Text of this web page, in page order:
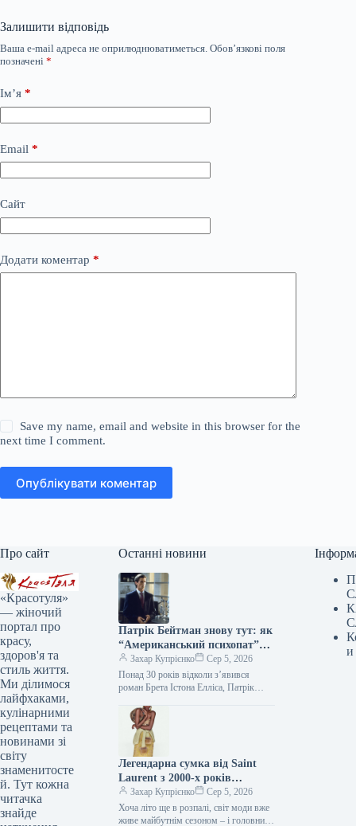
Залишити відповідь
Ваша e-mail адреса не оприлюднюватиметься. Обов’язкові поля
позначені *
Ім’я *
Email *
Сайт
Додати коментар *
Save my name, email and website in this browser for the
next time I comment.
Опублікувати коментар
Про сайт
«Красотуля»
— жіночий
портал про
красу,
здоров'я та
стиль життя.
Ми ділимося
лайфхаками,
кулінарними
рецептами та
новинами зі
світу
знаменитосте
й. Тут кожна
читачка
знайде
Останні новини
Патрік Бейтман знову тут: як
“Американський психопат”
продовжує впливати на стиль
Захар Купрієнко
Сер 5, 2026
Понад 30 років відколи з’явився
роман Брета Істона Елліса, Патрік
найдискусійніших фігур у попкультурі.
Його бездоганні…
Легендарна сумка від Saint
Laurent з 2000-х років
повертається — і претендує на
звання головного аксесуара
осені 2026 року.
Захар Купрієнко
Сер 5, 2026
Хоча літо ще в розпалі, світ моди вже
живе майбутнім сезоном – і головний
и